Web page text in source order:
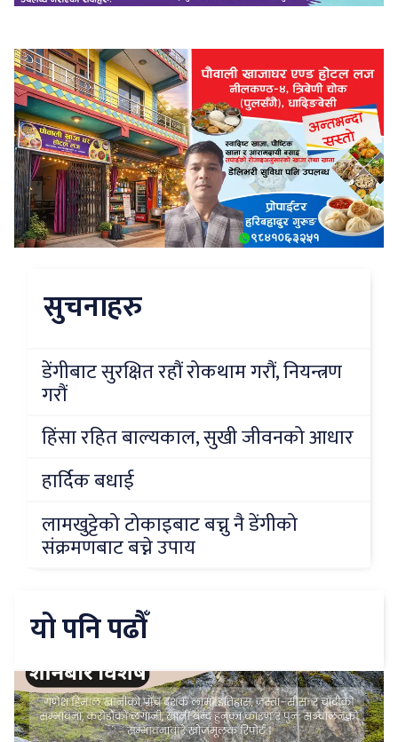
सुचनाहरु
डेंगीबाट सुरक्षित रहौं रोकथाम गरौं, नियन्त्रण
गरौं
हिंसा रहित बाल्यकाल, सुखी जीवनको आधार
हार्दिक बधाई
लामखुट्टेको टोकाइबाट बच्नु नै डेंगीको
संक्रमणबाट बच्ने उपाय
यो पनि पढौँ